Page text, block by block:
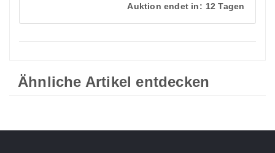
Auktion endet in: 12 Tagen
Ähnliche Artikel entdecken